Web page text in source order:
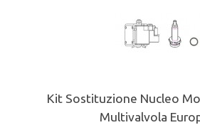
Kit Sostituzione Nucleo
Multivalvola